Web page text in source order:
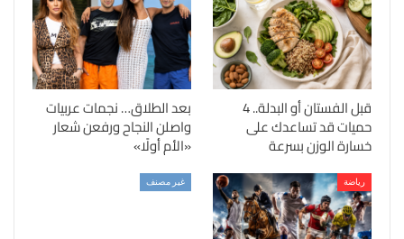
قبل الفستان أو البدلة.. 4
حميات قد تساعدك على
خسارة الوزن بسرعة
بعد الطلاق… نجمات عربيات
واصلن النجاح ورفعن شعار
«الأم أولًا»
رياضة غير مصنف